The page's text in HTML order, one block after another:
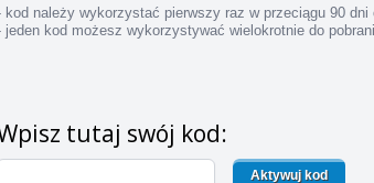
kod należy wykorzystać pierwszy raz w przeciągu 90
jeden kod możesz wykorzystywać wielokrotnie do
tutaj swój kod:
Aktywuj kod